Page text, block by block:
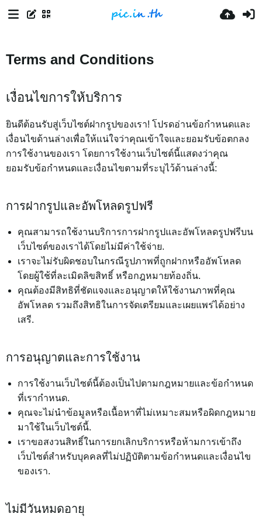
Terms and Conditions
เงื่อนไขการให้บริการ
ยินดีต้อนรับสู่เว็บไซต์ฝากรูปของเรา! โปรดอ่านข้อกำหนดและ
เงื่อนไขด้านล่างเพื่อให้แน่ใจว่าคุณเข้าใจและยอมรับข้อตกลง
การใช้งานของเรา โดยการใช้งานเว็บไซต์นี้แสดงว่าคุณ
ยอมรับข้อกำหนดและเงื่อนไขตามที่ระบุไว้ด้านล่างนี้:
การฝากรูปและอัพโหลดรูปฟรี
คุณสามารถใช้งานบริการการฝากรูปและอัพโหลดรูปฟรีบน
เว็บไซต์ของเราได้โดยไม่มีค่าใช้จ่าย.
เราจะไม่รับผิดชอบในกรณีรูปภาพที่ถูกฝากหรืออัพโหลด
โดยผู้ใช้ที่ละเมิดลิขสิทธิ์ หรือกฎหมายท้องถิ่น.
คุณต้องมีสิทธิที่ชัดแจงและอนุญาตให้ใช้งานภาพที่คุณ
อัพโหลด รวมถึงสิทธิในการจัดเตรียมและเผยแพร่ได้อย่าง
เสรี.
การอนุญาตและการใช้งาน
การใช้งานเว็บไซต์นี้ต้องเป็นไปตามกฎหมายและข้อกำหนด
ที่เรากำหนด.
คุณจะไม่นำข้อมูลหรือเนื้อหาที่ไม่เหมาะสมหรือผิดกฎหมาย
มาใช้ในเว็บไซต์นี้.
เราขอสงวนสิทธิ์ในการยกเลิกบริการหรือห้ามการเข้าถึง
เว็บไซต์สำหรับบุคคลที่ไม่ปฏิบัติตามข้อกำหนดและเงื่อนไข
ของเรา.
ไม่มีวันหมดอายุ